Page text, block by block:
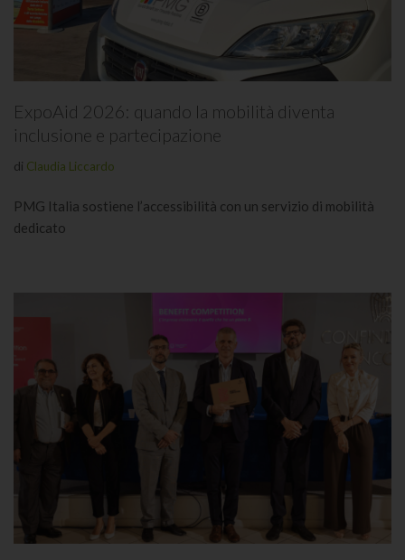
ExpoAid 2026: quando la mobilità diventa
inclusione e partecipazione
di Claudia Liccardo
PMG Italia sostiene l’accessibilità con un servizio di mobilità
dedicato